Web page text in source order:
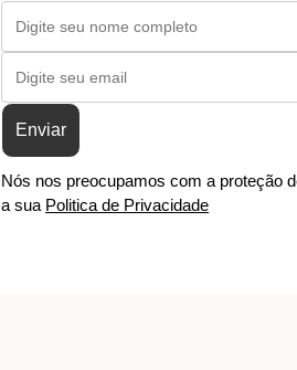
Enviar
Nós nos preocupamos com a proteção
a sua Politica de Privacidade